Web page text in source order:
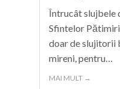
Întrucât slujbele
Sfintelor
doar de slujitorii
mireni, pentru…
MAI MULT →